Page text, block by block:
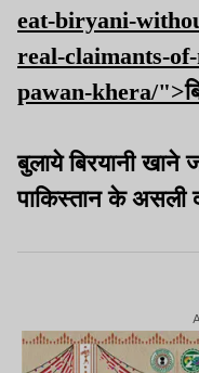
eat-biryani-
real-claimants-
pawan-khera/
बुलाये बिरयानी खाने
पाकिस्तान के असली